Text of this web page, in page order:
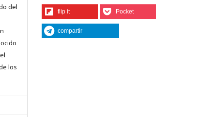
del
los
flip it Pocket
compartir